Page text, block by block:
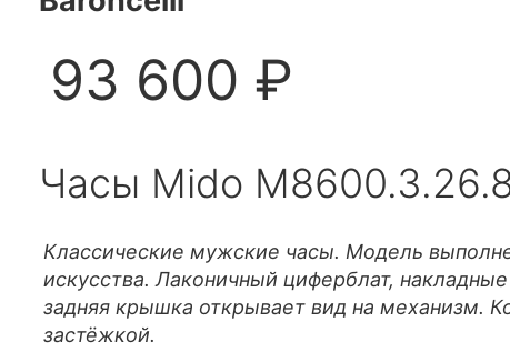
93 600 ₽
Часы Mido
Классические мужские часы. Модель
искусства. Лаконичный циферблат,
задняя крышка открывает вид на механизм.
застёжкой.